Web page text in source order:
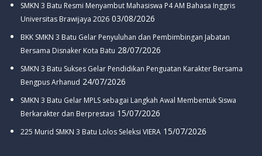
SMKN 3 Batu Resmi Menyambut Mahasiswa P4 AM Bahasa Inggris
Universitas Brawijaya 2026 03/08/2026
BKK SMKN 3 Batu Gelar Penyuluhan dan Pembimbingan Jabatan
Bersama Disnaker Kota Batu 28/07/2026
SMKN 3 Batu Sukses Gelar Pendidikan Penguatan Karakter Bersama
Bengpus Arhanud 24/07/2026
SMKN 3 Batu Gelar MPLS sebagai Langkah Awal Membentuk Siswa
Berkarakter dan Berprestasi 15/07/2026
225 Murid SMKN 3 Batu Lolos Seleksi VIERA 15/07/2026